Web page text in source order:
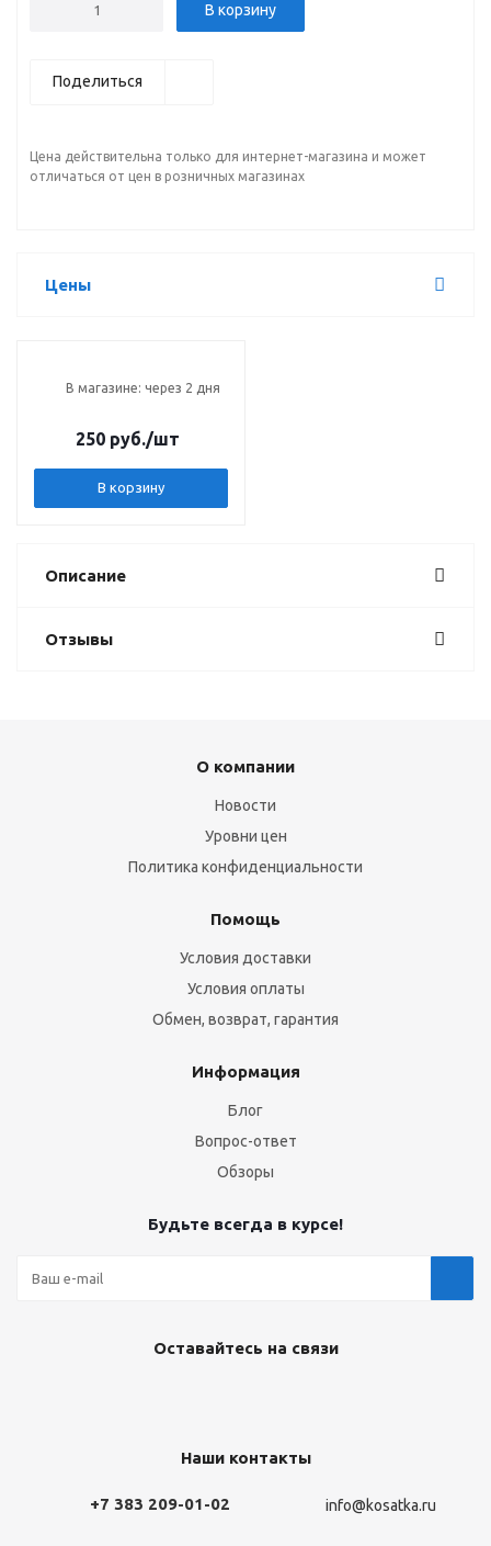
В корзину
Поделиться
Цена действительна только для интернет-магазина и может
отличаться от цен в розничных магазинах
Цены
В магазине: через 2 дня
250 руб./шт
В корзину
Описание
Отзывы
О компании
Новости
Уровни цен
Политика конфиденциальности
Помощь
Условия доставки
Условия оплаты
Обмен, возврат, гарантия
Информация
Блог
Вопрос-ответ
Обзоры
Будьте всегда в курсе!
Оставайтесь на связи
Наши контакты
+7 383 209-01-02 info@kosatka.ru